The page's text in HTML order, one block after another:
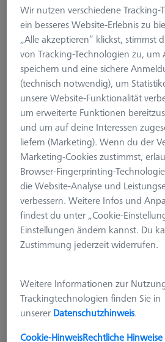
Übersicht
Leiste zu Befestigung
Kalibriernormal für ZEISS
Wir nutzen verschiedene
ein besseres Website-Erlebnis zu
„Alle akzeptieren“ klickst, stimmst
von Tracking-Technologien zu, um
speichern und eine sichere
(technisch notwendig), um
unsere Website-Funktionalität
um erweiterte Funktionen
und um auf deine Interessen
liefern (Marketing). Wenn du der
Marketing-Cookies zustimmst,
Browser-Fingerprinting-
die Website-Analyse und
verbessern. Weitere Infos und
findest du unter „Cookie-
Einstellungen ändern kannst. Du
Zustimmung jederzeit widerrufen.
Weitere Informationen zur
Trackingtechnologien finden Sie in
unserer Datenschutzhinweis.
Cookie-HinweisRechtliche Hinweise